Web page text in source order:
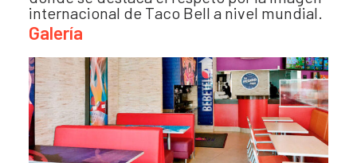
internacional de Taco Bell a nivel mundial.
Galería